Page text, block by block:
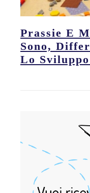
Prassie E
Sono,
Lo